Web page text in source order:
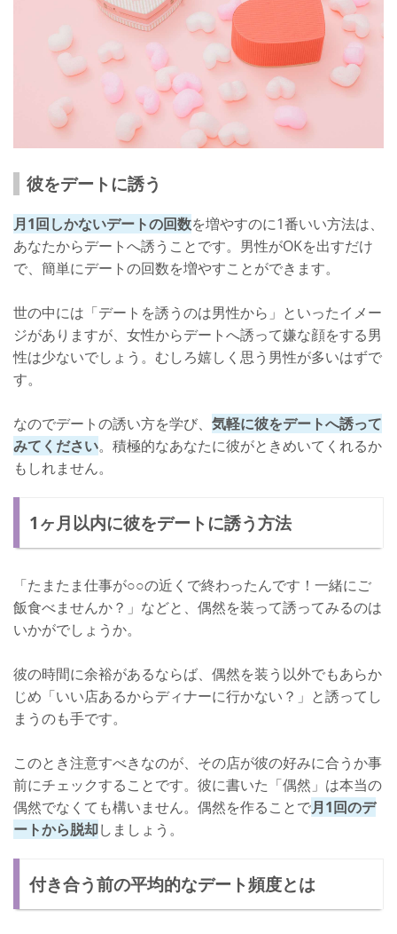
彼をデートに誘う
月1回しかないデートの回数を増やすのに1番いい方法は、
あなたからデートへ誘うことです。男性がOKを出すだけ
で、簡単にデートの回数を増やすことができます。
世の中には「デートを誘うのは男性から」といったイメー
ジがありますが、女性からデートへ誘って嫌な顔をする男
性は少ないでしょう。むしろ嬉しく思う男性が多いはずで
す。
なのでデートの誘い方を学び、 気軽に彼をデートへ誘って
みてください。積極的なあなたに彼がときめいてくれるか
もしれません。
1ヶ月以内に彼をデートに誘う方法
「たまたま仕事が○○の近くで終わったんです！一緒にご
飯食べませんか？」などと、偶然を装って誘ってみるのは
いかがでしょうか。
彼の時間に余裕があるならば、偶然を装う以外でもあらか
じめ「いい店あるからディナーに行かない？」と誘ってし
まうのも手です。
このとき注意すべきなのが、その店が彼の好みに合うか事
前にチェックすることです。彼に書いた「偶然」は本当の
偶然でなくても構いません。偶然を作ることで月1回のデ
ートから脱却しましょう。
付き合う前の平均的なデート頻度とは